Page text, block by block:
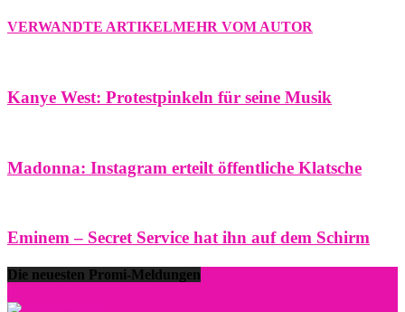
VERWANDTE ARTIKELMEHR VOM AUTOR
Kanye West: Protestpinkeln für seine Musik
Madonna: Instagram erteilt öffentliche Klatsche
Eminem – Secret Service hat ihn auf dem Schirm
Die neuesten Promi-Meldungen